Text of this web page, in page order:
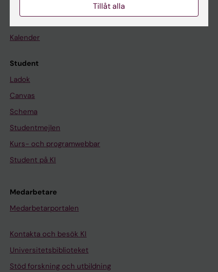
Kalender
Student
Ladok
Canvas
Schema
Studentmejlen
Kurs- och programwebbar
Student på KI
Medarbetare
Medarbetarportalen
Kontakta och besök KI
Universitetsbiblioteket
Stöd forskning och utbildning
Tillåt alla